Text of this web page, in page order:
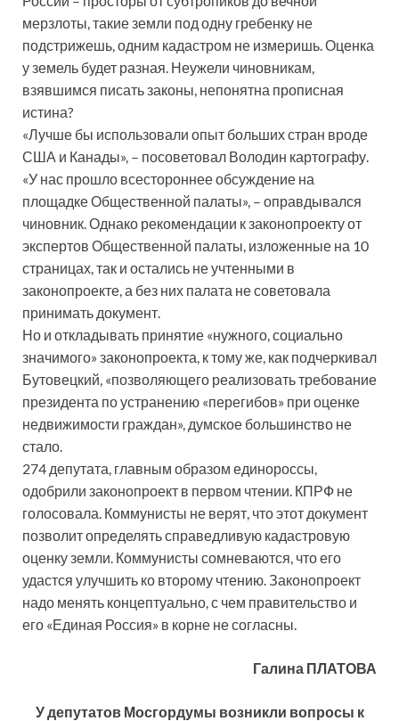
мерзлоты, такие земли под одну гребенку не
подстрижешь, одним кадастром не измеришь. Оценка
у земель будет разная. Неужели чиновникам,
взявшимся писать законы, непонятна прописная
истина?
«Лучше бы использовали опыт больших стран вроде
США и Канады», – посоветовал Володин картографу.
«У нас прошло всестороннее обсуждение на
площадке Общественной палаты», – оправдывался
чиновник. Однако рекомендации к законопроекту от
экспертов Общественной палаты, изложенные на 10
страницах, так и остались не учтенными в
законопроекте, а без них палата не советовала
принимать документ.
Но и откладывать принятие «нужного, социально
значимого» законопроекта, к тому же, как подчеркивал
Бутовецкий, «позволяющего реализовать требование
президента по устранению «перегибов» при оценке
недвижимости граждан», думское большинство не
стало.
274 депутата, главным образом единороссы,
одобрили законопроект в первом чтении. КПРФ не
голосовала. Коммунисты не верят, что этот документ
позволит определять справедливую кадастровую
оценку земли. Коммунисты сомневаются, что его
удастся улучшить ко второму чтению. Законопроект
надо менять концептуально, с чем правительство и
его «Единая Россия» в корне не согласны.
Галина ПЛАТОВА
У депутатов Мосгордумы возникли вопросы к